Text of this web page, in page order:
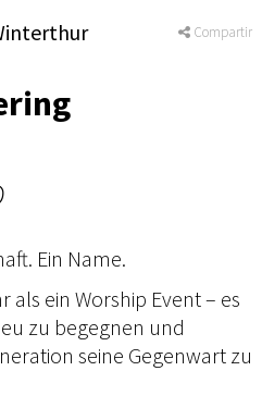
Compartir
Ein Name.
als ein Worship Event – es
zu begegnen und
seine Gegenwart zu